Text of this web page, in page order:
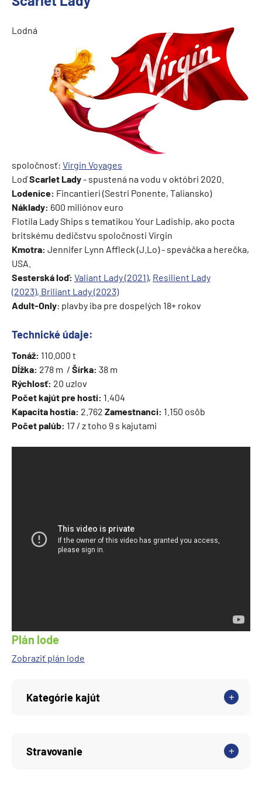
Lodná
spoločnosť: Virgin Voyages
LoďScarlet Lady- spustená na vodu v októbri 2020.
Lodenice: Fincantieri (Sestri Ponente, Taliansko)
Náklady: 600 miliónov euro
Flotila Lady Ships s tematikou Your Ladiship, ako pocta
britskému dedičstvu spoločnosti Virgin
Kmotra: Jennifer Lynn Affleck (J.Lo) - speváčka a herečka,
USA.
Sesterská loď: Valiant Lady (2021), Resilient Lady
(2023), Briliant Lady (2023)
Adult-Only: plavby iba pre dospelých 18+ rokov
Technické údaje:
Tonáž: 110.000 t
Dĺžka: 278 m / Šírka: 38 m
Rýchlosť: 20 uzlov
Počet kajút pre hostí: 1.404
Kapacita hostia: 2.762 Zamestnanci: 1.150 osôb
Počet palúb: 17 / z toho 9 s kajutami
Plán lode
Zobraziť plán lode
Kategórie kajút
Stravovanie